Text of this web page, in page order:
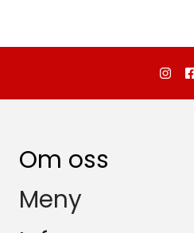
Om oss
Dalebutikken as
Storgata 20
Meny